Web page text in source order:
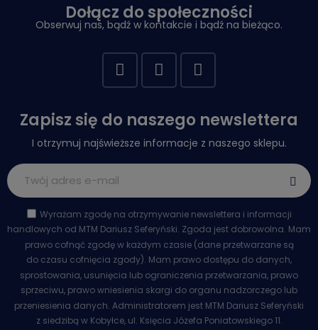
Dołącz do społeczności
Obserwuj nas, bądź w kontakcie i bądź na bieżąco.
Zapisz się do naszego newslettera
I otrzymuj najświeższe informacje z naszego sklepu.
Wyrażam zgodę na otrzymywanie newslettera i informacji
handlowych od MTM Dariusz Seferyński. Zgoda jest dobrowolna. Mam
prawo cofnąć zgodę w każdym czasie (dane przetwarzane są
do czasu cofnięcia zgody). Mam prawo dostępu do danych,
sprostowania, usunięcia lub ograniczenia przetwarzania, prawo
sprzeciwu, prawo wniesienia skargi do organu nadzorczego lub
przeniesienia danych. Administratorem jest MTM Dariusz Seferyński
z siedzibą w Kobyłce, ul. Księcia Józefa Poniatowskiego 11.